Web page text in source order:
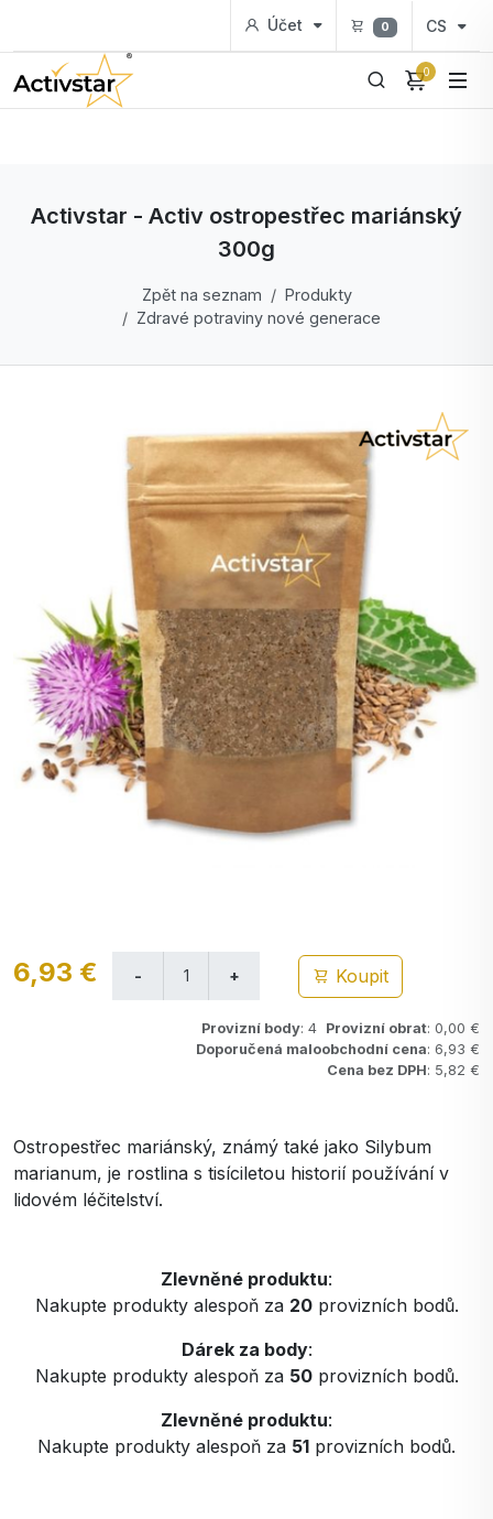
Účet 0 CS
0
Activstar - Activ ostropestřec mariánský
300g
Zpět na seznam
Produkty
Zdravé potraviny nové generace
6,93 € Koupit
Provizní body: 4 Provizní obrat: 0,00 €
Doporučená maloobchodní cena: 6,93 €
Cena bez DPH: 5,82 €
Ostropestřec mariánský, známý také jako Silybum
marianum, je rostlina s tisíciletou historií používání v
lidovém léčitelství.
Zlevněné produktu:
Nakupte produkty alespoň za 20provizních bodů.
Dárek za body:
Nakupte produkty alespoň za 50provizních bodů.
Zlevněné produktu:
Nakupte produkty alespoň za 51 provizních bodů.